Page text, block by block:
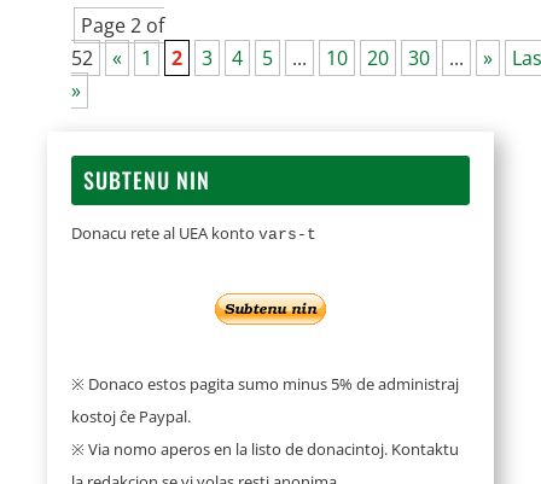
Page 2 of
52
« 1 2 3 4 5 ... 10 20 30 ... »
»
SUBTENU NIN
Donacu rete al UEA kontovars-t
※ Donaco estos pagita sumo minus 5% de administraj
kostoj ĉe Paypal.
※ Via nomo aperos en la listo de donacintoj. Kontaktu